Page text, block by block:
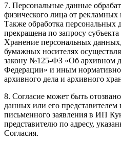
7. Персональные данные
физического лица от
Также обработка
прекращена по запросу
Хранение персональных
бумажных носителях
закону №125-ФЗ «Об архивном
Федерации» и иным
архивного дела и архивного
8. Согласие может быть
данных или его представителем
письменного заявления в ИП
представителю по адресу,
Согласия.